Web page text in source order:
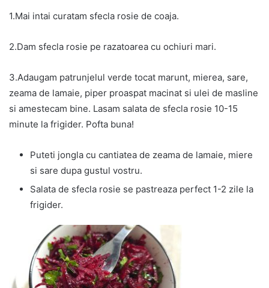
1.Mai intai curatam sfecla rosie de coaja.
2.Dam sfecla rosie pe razatoarea cu ochiuri mari.
3.Adaugam patrunjelul verde tocat marunt, mierea, sare,
zeama de lamaie, piper proaspat macinat si ulei de masline
si amestecam bine. Lasam salata de sfecla rosie 10-15
minute la frigider. Pofta buna!
Puteti jongla cu cantiatea de zeama de lamaie, miere
si sare dupa gustul vostru.
Salata de sfecla rosie se pastreaza perfect 1-2 zile la
frigider.